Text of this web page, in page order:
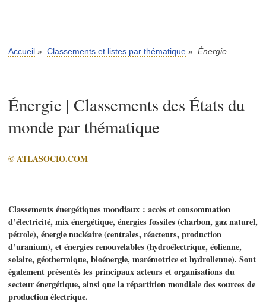
Accueil » Classements et listes par thématique » Énergie
Énergie | Classements des États du
monde par thématique
© ATLASOCIO.COM
Classements énergétiques mondiaux : accès et consommation
d’électricité, mix énergétique, énergies fossiles (charbon, gaz naturel,
pétrole), énergie nucléaire (centrales, réacteurs, production
d’uranium), et énergies renouvelables (hydroélectrique, éolienne,
solaire, géothermique, bioénergie, marémotrice et hydrolienne). Sont
également présentés les principaux acteurs et organisations du
secteur énergétique, ainsi que la répartition mondiale des sources de
production électrique.